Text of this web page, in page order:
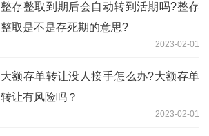
整存整取到期后会自动转到活期吗?整存
整取是不是存死期的意思?
2023-02-01
大额存单转让没人接手怎么办?大额存单
转让有风险吗？
2023-02-01